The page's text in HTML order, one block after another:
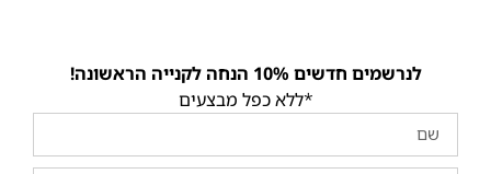
לנרשמים חדשים 10% הנחה לקנייה הראשונה!
*ללא כפל מבצעים